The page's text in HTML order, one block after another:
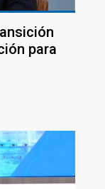
para